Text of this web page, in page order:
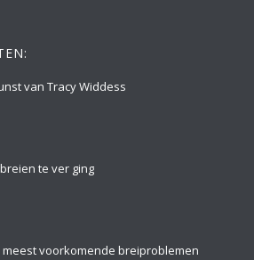
van Tracy Widdess
te ver ging
meest voorkomende breiproblemen